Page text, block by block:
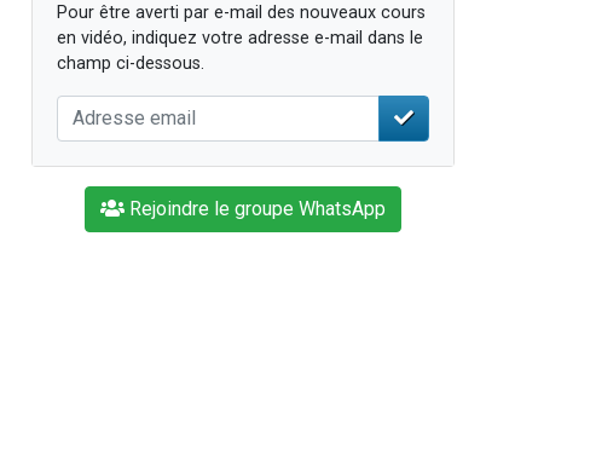
Pour être averti par e-mail des nouveaux cours
en vidéo, indiquez votre adresse e-mail dans le
champ ci-dessous.
Rejoindre le groupe WhatsApp